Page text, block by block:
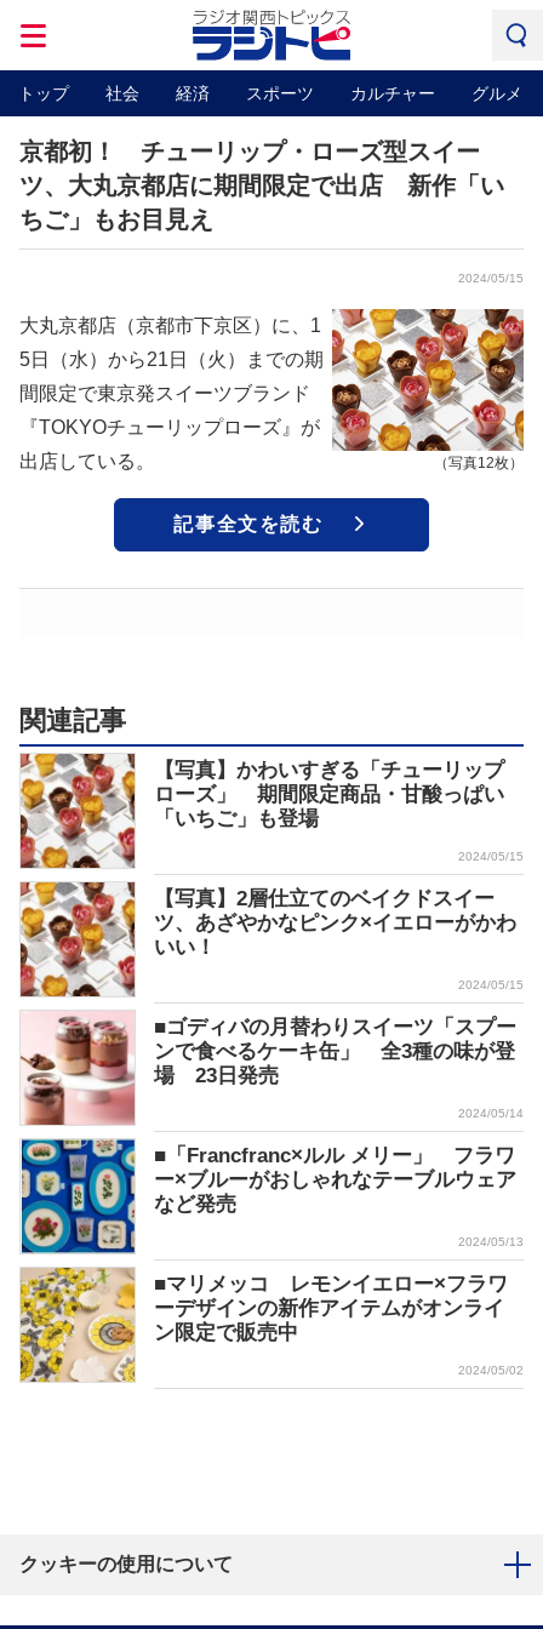
トップ 社会 経済 スポーツ カルチャー グルメ
京都初！ チューリップ・ローズ型スイー
ツ、大丸京都店に期間限定で出店 新作「い
ちご」もお目見え
2024/05/15
（写真12枚）
大丸京都店（京都市下京区）に、1
5日（水）から21日（火）までの期
間限定で東京発スイーツブランド
『TOKYOチューリップローズ』が
出店している。
記事全文を読む
関連記事
【写真】かわいすぎる「チューリップ
ローズ」 期間限定商品・甘酸っぱい
「いちご」も登場
2024/05/15
【写真】2層仕立てのベイクドスイー
ツ、あざやかなピンク×イエローがかわ
いい！
2024/05/15
■ゴディバの月替わりスイーツ「スプー
ンで食べるケーキ缶」 全3種の味が登
場 23日発売
2024/05/14
■「Francfranc×ルル メリー」 フラワ
ー×ブルーがおしゃれなテーブルウェア
など発売
2024/05/13
■マリメッコ レモンイエロー×フラワ
ーデザインの新作アイテムがオンライ
ン限定で販売中
2024/05/02
クッキーの使用について